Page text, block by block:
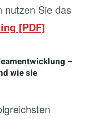
nutzen Sie das
[PDF]
–
wie sie